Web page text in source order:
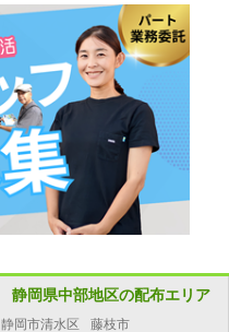
静岡県中部地区の配布エリア
静岡市清水区 藤枝市